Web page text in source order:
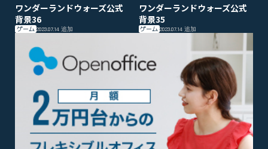
ワンダーランドウォーズ公式
背景36
ゲーム 2023.07.14 追加
ワンダーランドウォーズ公式
背景35
ゲーム 2023.07.14追加